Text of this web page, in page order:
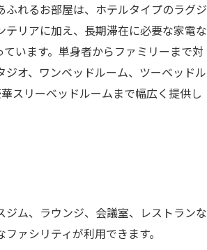
ふれるお部屋は、ホテルタイプのラグジ
テリアに加え、長期滞在に必要な家電な
ています。単身者からファミリーまで対
ジオ、ワンベッドルーム、ツーベッドル
スリーベッドルームまで幅広く提供し
ジム、ラウンジ、会議室、レストランな
ァシリティが利用できます。